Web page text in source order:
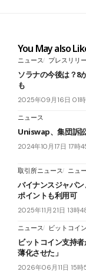
You May also
ニュース プレスリリ
ソラナの今後は？8
も
2025年09月16日 01
ニュース
Uniswap、集団訴
2024年10月17日 17時
取引所ニュース ニュ
バイナンスジャパ
ポイントも利用可
2025年11月21日 13時
ニュース ビットコイ
ビットコイン支持
薄化させた」
2026年06月11日 15時